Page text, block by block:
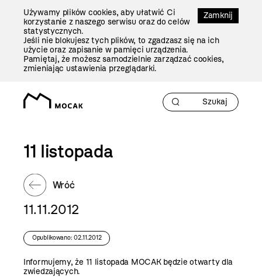
Zamknij
Używamy plików cookies, aby ułatwić Ci
korzystanie z naszego serwisu oraz do celów
statystycznych.
Jeśli nie blokujesz tych plików, to zgadzasz się na ich
użycie oraz zapisanie w pamięci urządzenia.
Pamiętaj, że możesz samodzielnie zarządzać cookies,
zmieniając ustawienia przeglądarki.
11 listopada
Wróć
11.11.2012
Opublikowano: 02.11.2012
Informujemy, że 11 listopada MOCAK będzie otwarty dla
zwiedzających.